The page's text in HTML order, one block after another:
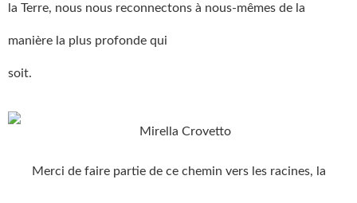
la Terre, nous nous reconnectons à nous-mêmes de la
manière la plus profonde qui
soit.
Merci de faire partie de ce chemin vers les racines, la